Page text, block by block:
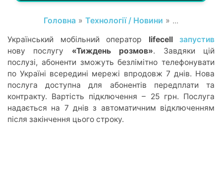
Головна » Технології / Новини » ...
Український мобільний оператор lifecell
запустив
нову послугу «Тиждень розмов». Завдяки цій
послузі, абоненти зможуть безлімітно телефонувати
по Україні всередині мережі впродовж 7 днів. Нова
послуга доступна для абонентів передплати та
контракту. Вартість підключення – 25 грн. Послуга
надається на 7 днів з автоматичним відключенням
після закінчення цього строку.